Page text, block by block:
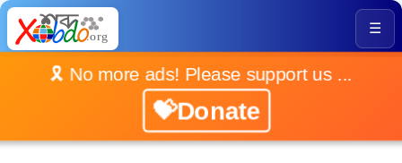
☰
🎗️ No more ads! Please support us ...
💝Donate